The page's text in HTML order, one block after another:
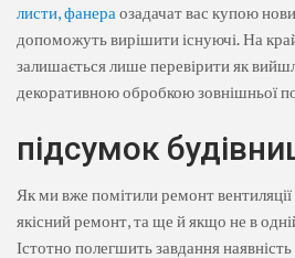
листи, фанера озадачат вас купою
допоможуть вирішити існуючі. На
залишається лише перевірити як
декоративною обробкою зовнішньої
підсумок
Як ми вже помітили ремонт вентиляції
якісний ремонт, та ще й якщо не в
Істотно полегшить завдання